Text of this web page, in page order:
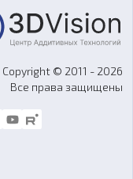
литья
Copyright © 2011 - 2026
Все права защищены